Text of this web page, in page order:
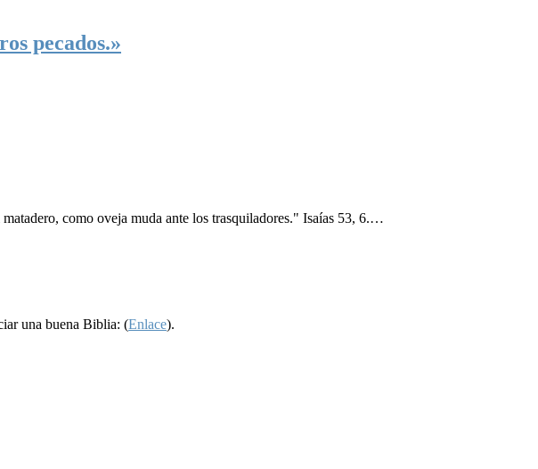
pecados.»
como oveja muda ante los trasquiladores." Isaías 53, 6.…
una buena Biblia: (Enlace).